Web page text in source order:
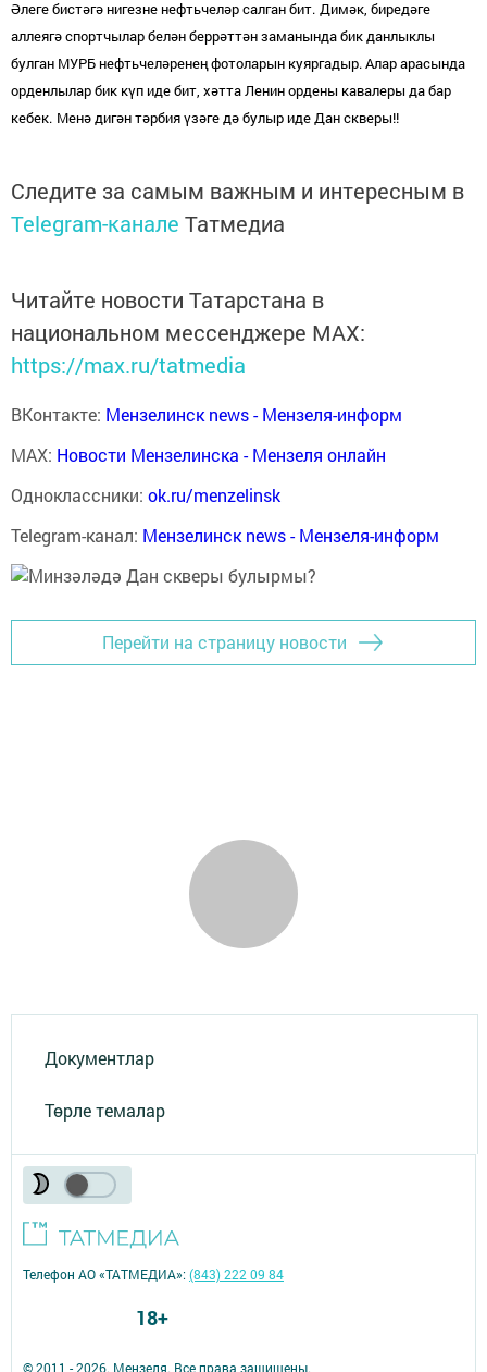
Әлеге бистәгә нигезне нефтьчеләр салган бит. Димәк, биредәге
аллеягә спортчылар белән беррәттән заманында бик данлыклы
булган МУРБ нефтьчеләренең фотоларын куяргадыр. Алар арасында
орденлылар бик күп иде бит, хәтта Ленин ордены кавалеры да бар
кебек. Менә дигән тәрбия үзәге дә булыр иде Дан скверы!!
Следите за самым важным и интересным в
Telegram-канале Татмедиа
Читайте новости Татарстана в
национальном мессенджере MАХ:
https://max.ru/tatmedia
ВКонтакте: Мензелинск news - Мензеля-информ
MAX: Новости Мензелинска - Мензеля онлайн
Одноклассники: ok.ru/menzelinsk
Telegram-канал: Мензелинск news - Мензеля-информ
Перейти на страницу новости
Документлар
Төрле темалар
© 2011 - 2026. Мензеля. Все права защищены.
Телефон АО «ТАТМЕДИА»:(843) 222 09 84
18+